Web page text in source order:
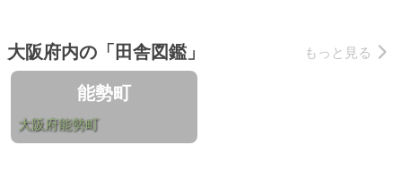
大阪府内の「田舎図鑑」 もっと見る
能勢町
大阪府能勢町